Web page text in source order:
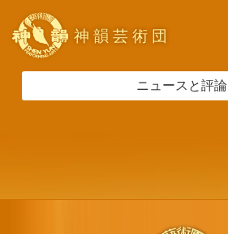
神韻芸術団
ニュースと評論